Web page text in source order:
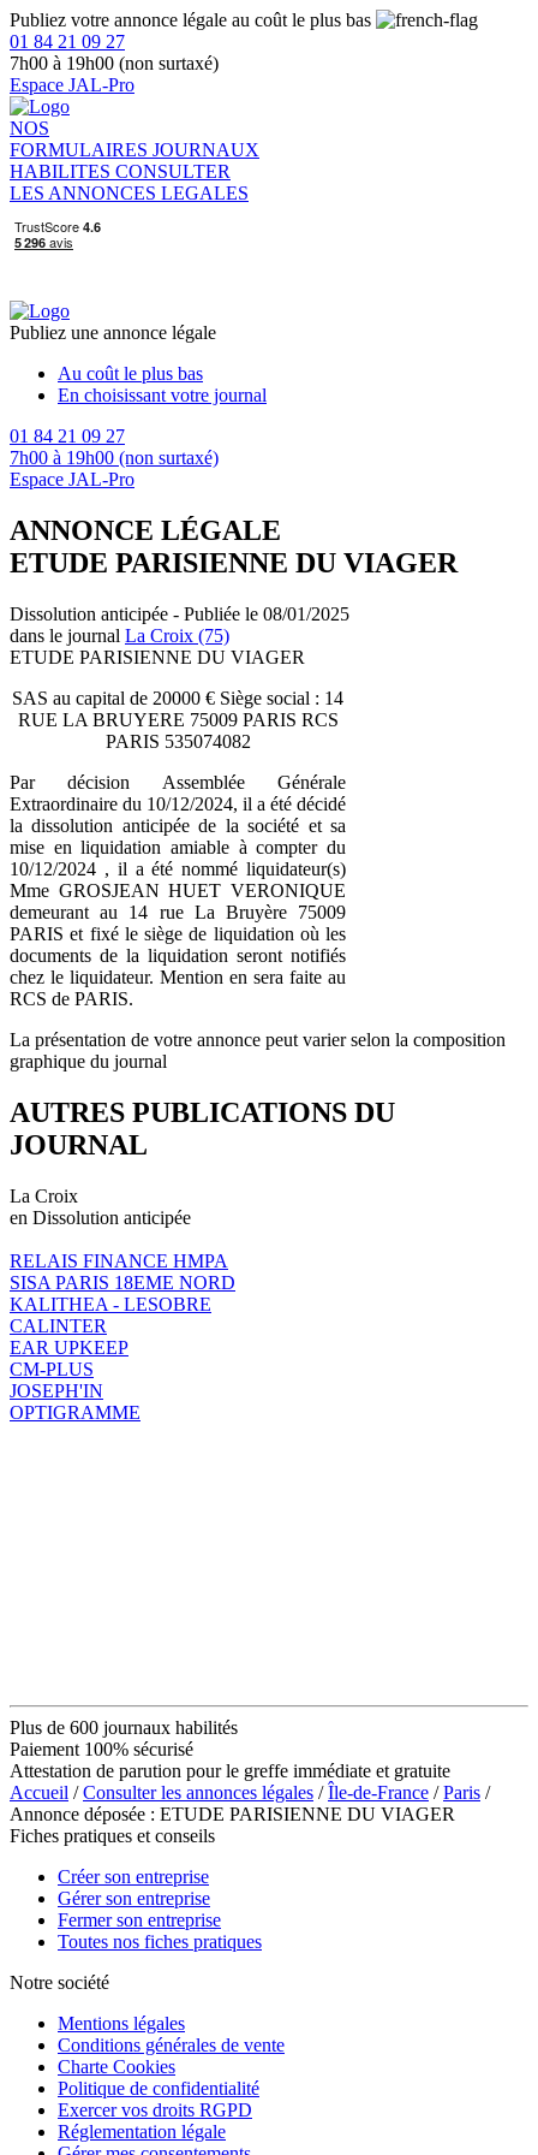
Publiez votre annonce légale au coût le plus bas
01 84 21 09 27
7h00 à 19h00 (non surtaxé)
Espace JAL-Pro
NOS
FORMULAIRES JOURNAUX
HABILITES CONSULTER
LES ANNONCES LEGALES
Publiez une annonce légale
Au coût le plus bas
En choisissant votre journal
01 84 21 09 27
7h00 à 19h00 (non surtaxé)
Espace JAL-Pro
ANNONCE LÉGALE
ETUDE PARISIENNE DU VIAGER
Dissolution anticipée - Publiée le 08/01/2025
dans le journal La Croix (75)
ETUDE PARISIENNE DU VIAGER
SAS au capital de 20000 € Siège social : 14
RUE LA BRUYERE 75009 PARIS RCS
PARIS 535074082
Par décision Assemblée Générale
Extraordinaire du 10/12/2024, il a été décidé
la dissolution anticipée de la société et sa
mise en liquidation amiable à compter du
10/12/2024 , il a été nommé liquidateur(s)
Mme GROSJEAN HUET VERONIQUE
demeurant au 14 rue La Bruyère 75009
PARIS et fixé le siège de liquidation où les
documents de la liquidation seront notifiés
chez le liquidateur. Mention en sera faite au
RCS de PARIS.
La présentation de votre annonce peut varier selon la composition
graphique du journal
AUTRES PUBLICATIONS DU
JOURNAL
La Croix
en Dissolution anticipée
RELAIS FINANCE HMPA
SISA PARIS 18EME NORD
KALITHEA - LESOBRE
CALINTER
EAR UPKEEP
CM-PLUS
JOSEPH'IN
OPTIGRAMME
Plus de 600 journaux habilités
Paiement 100% sécurisé
Attestation de parution pour le greffe immédiate et gratuite
Accueil /Consulter les annonces légales /Île-de-France /Paris /
Annonce déposée : ETUDE PARISIENNE DU VIAGER
Fiches pratiques et conseils
Créer son entreprise
Gérer son entreprise
Fermer son entreprise
Toutes nos fiches pratiques
Notre société
Mentions légales
Conditions générales de vente
Charte Cookies
Politique de confidentialité
Exercer vos droits RGPD
Réglementation légale